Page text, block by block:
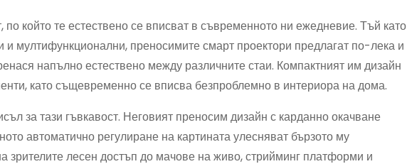
който те естествено се вписват в съвременното ни ежедневие. Тъй като
мултифункционални, преносимите смарт проектори предлагат по-лека и
напълно естествено между различните стаи. Компактният им дизайн
като същевременно се вписва безпроблемно в интериора на дома.
за тази гъвкавост. Неговият преносим дизайн с карданно окачване
автоматично регулиране на картината улесняват бързото му
зрителите лесен достъп до мачове на живо, стрийминг платформи и